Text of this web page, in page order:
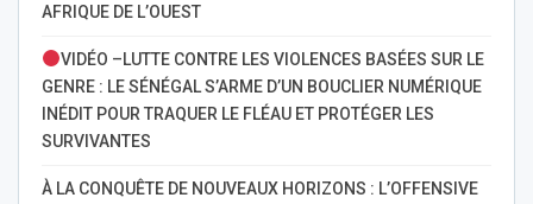
AFRIQUE DE L’OUEST
VIDÉO –LUTTE CONTRE LES VIOLENCES BASÉES SUR LE
GENRE : LE SÉNÉGAL S’ARME D’UN BOUCLIER NUMÉRIQUE
INÉDIT POUR TRAQUER LE FLÉAU ET PROTÉGER LES
SURVIVANTES
À LA CONQUÊTE DE NOUVEAUX HORIZONS : L’OFFENSIVE